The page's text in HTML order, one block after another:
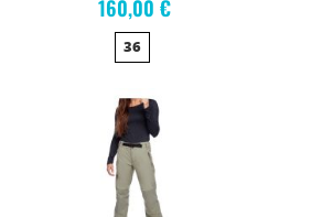
160,00 €
36